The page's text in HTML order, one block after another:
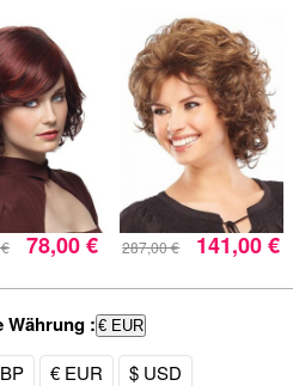
78,00 € 287,00 € 141,00 €
Währung :€ EUR
€ EUR $ USD